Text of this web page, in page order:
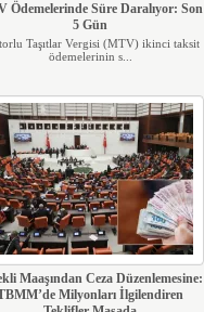
Ödemelerinde Süre Daralıyor: Son
5 Gün
Taşıtlar Vergisi (MTV) ikinci taksit
ödemelerinin s...
Maaşından Ceza Düzenlemesine:
Milyonları İlgilendiren